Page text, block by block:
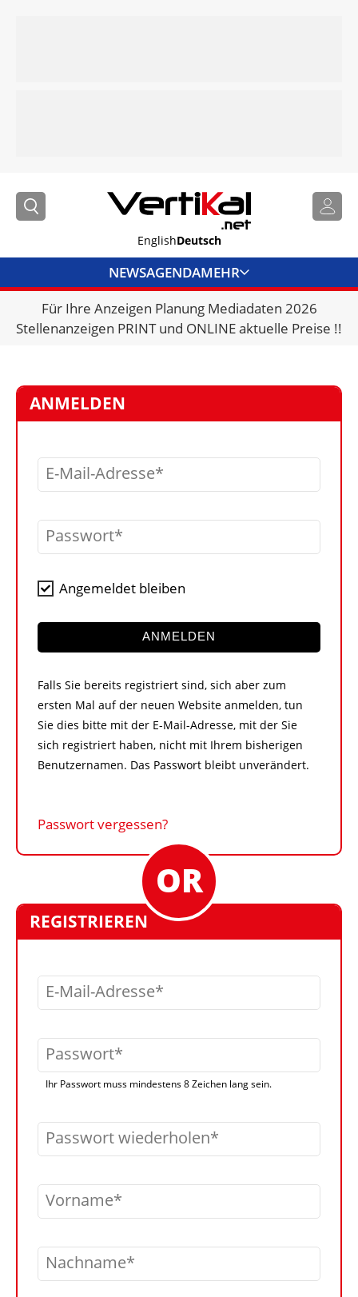
EnglishDeutsch
NEWSAGENDAMEHR
BRANCHENLINKS
VERMIETER
VIDEOS
BIBLIOTHEK
KRAN & BÜHNE
KONTAKT
Für Ihre Anzeigen Planung Mediadaten 2026
Stellenanzeigen PRINT und ONLINE aktuelle Preise !!
ANMELDEN
E-Mail-Adresse
Passwort
Angemeldet bleiben
ANMELDEN
Falls Sie bereits registriert sind, sich aber zum
ersten Mal auf der neuen Website anmelden, tun
Sie dies bitte mit der E-Mail-Adresse, mit der Sie
sich registriert haben, nicht mit Ihrem bisherigen
Benutzernamen. Das Passwort bleibt unverändert.
Passwort vergessen?
REGISTRIEREN
E-Mail-Adresse
Passwort
Ihr Passwort muss mindestens 8 Zeichen lang sein.
Passwort wiederholen
Vorname
Nachname